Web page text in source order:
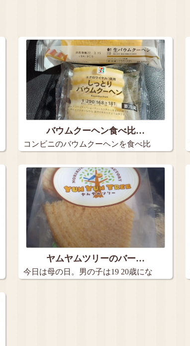
バウムクーヘン食べ比…
コンビニのバウムクーヘンを食べ比
ヤムヤムツリーのバー…
今日は母の日。男の子は19 20歳にな